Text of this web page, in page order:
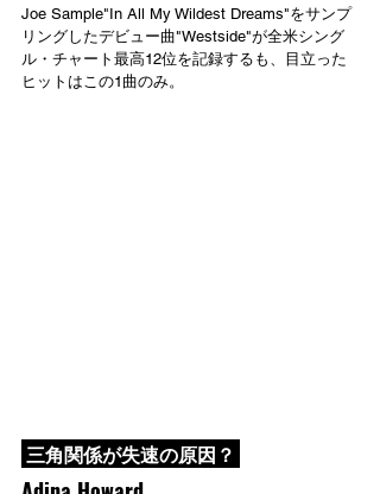
Joe Sample"In All My Wildest Dreams"をサンプ
リングしたデビュー曲"Westside"が全米シング
ル・チャート最高12位を記録するも、目立った
ヒットはこの1曲のみ。
三角関係が失速の原因？